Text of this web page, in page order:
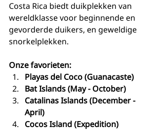
Costa Rica biedt duikplekken van
wereldklasse voor beginnende en
gevorderde duikers, en geweldige
snorkelplekken.
Onze favorieten:
Playas del Coco (Guanacaste)
Bat Islands (May - October)
Catalinas Islands (December -
April)
Cocos Island (Expedition)